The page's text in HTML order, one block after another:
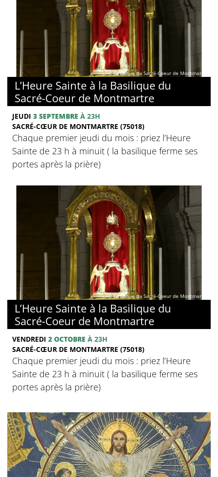
© Basilique du Sacré-Coeur de Montmartre
L’Heure Sainte à la Basilique du
Sacré-Coeur de Montmartre
JEUDI 3 SEPTEMBRE À 23H
SACRÉ-CŒUR DE MONTMARTRE (75018)
Chaque premier jeudi du mois : priez l’Heure
Sainte de 23 h à minuit ( la basilique ferme ses
portes après la prière)
© Basilique du Sacré-Coeur de Montmartre
L’Heure Sainte à la Basilique du
Sacré-Coeur de Montmartre
VENDREDI 2 OCTOBRE À 23H
SACRÉ-CŒUR DE MONTMARTRE (75018)
Chaque premier jeudi du mois : priez l’Heure
Sainte de 23 h à minuit ( la basilique ferme ses
portes après la prière)